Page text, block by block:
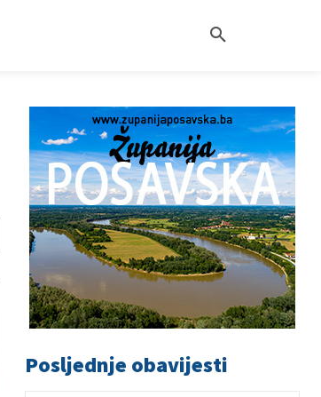
Posljednje obavijesti